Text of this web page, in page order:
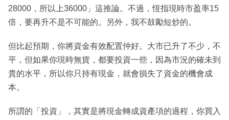
28000，所以上36000」這推論。不過，恆指現時市盈率15
倍，要再升不是不可能的。另外，我不鼓勵短炒的。
但比起預期，你將資金有效配置仲好。大市已升了不少，不
平，但如果你現時無貨，都要投資一些，因為市況的確未到
貴的水平，所以你只持有現金，就會損失了資金的機會成
本。
所謂的「投資」，其實是將現金轉成資產項的過程，你買入